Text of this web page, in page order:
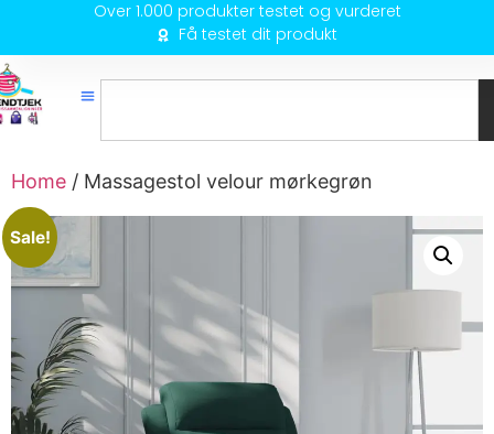
Over 1.000 produkter testet og vurderet
Få testet dit produkt
Home / Massagestol velour mørkegrøn
Sale!